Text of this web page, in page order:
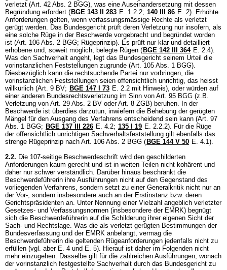
verletzt (Art. 42 Abs. 2 BGG), was eine Auseinandersetzung mit dessen
Begründung erfordert ( BGE 143 II 283 E. 1.2.2; 140 III 86 E. 2). Erhöhte
Anforderungen gelten, wenn verfassungsmässige Rechte als verletzt
gerügt werden. Das Bundesgericht prüft deren Verletzung nur insofern, als
eine solche Rüge in der Beschwerde vorgebracht und begründet worden
ist (Art. 106 Abs. 2 BGG; Rügeprinzip). Es prüft nur klar und detailliert
erhobene und, soweit möglich, belegte Rügen ( BGE 142 III 364 E. 2.4).
Was den Sachverhalt angeht, legt das Bundesgericht seinem Urteil die
vorinstanzlichen Feststellungen zugrunde (Art. 105 Abs. 1 BGG).
Diesbezüglich kann die rechtsuchende Partei nur vorbringen, die
vorinstanzlichen Feststellungen seien offensichtlich unrichtig, das heisst
willkürlich (Art. 9 BV; BGE 147 I 73 E. 2.2 mit Hinweis), oder würden auf
einer anderen Bundesrechtsverletzung im Sinn von Art. 95 BGG (z.B.
Verletzung von Art. 29 Abs. 2 BV oderArt. 8 ZGB) beruhen. In der
Beschwerde ist überdies darzutun, inwiefern die Behebung der gerügten
Mängel für den Ausgang des Verfahrens entscheidend sein kann (Art. 97
Abs. 1 BGG; BGE 137 III 226 E. 4.2; 135 I 19 E. 2.2.2). Für die Rüge
der offensichtlich unrichtigen Sachverhaltsfeststellung gilt ebenfalls das
strenge Rügeprinzip nach Art. 106 Abs. 2 BGG ( BGE 144 V 50 E. 4.1).
2.2. Die 107-seitige Beschwerdeschrift wird den geschilderten
Anforderungen kaum gerecht und ist in weiten Teilen nicht kohärent und
daher nur schwer verständlich. Darüber hinaus beschränkt die
Beschwerdeführerin ihre Ausführungen nicht auf den Gegenstand des
vorliegenden Verfahrens, sondern setzt zu einer Generalkritik nicht nur an
der Vor-, sondern insbesondere auch an der Erstinstanz bzw. deren
Gerichtspräsidenten an. Unter Nennung einer Vielzahl angeblich verletzter
Gesetzes- und Verfassungsnormen (insbesondere der EMRK) begnügt
sich die Beschwerdeführerin auf die Schilderung ihrer eigenen Sicht der
Sach- und Rechtslage. Was die als verletzt gerügten Bestimmungen der
Bundesverfassung und der EMRK anbelangt, vermag die
Beschwerdeführerin die geltenden Rügeanforderungen jedenfalls nicht zu
erfüllen (vgl. aber E. 4 und E. 5). Hierauf ist daher im Folgenden nicht
mehr einzugehen. Dasselbe gilt für die zahlreichen Ausführungen, wonach
der vorinstanzlich festgestellte Sachverhalt durch das Bundesgericht zu